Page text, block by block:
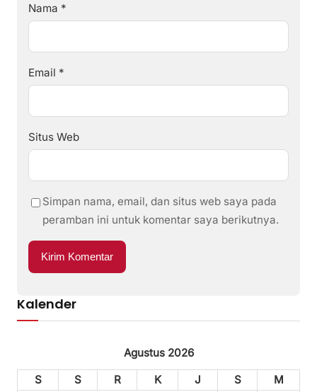
Nama *
Email *
Situs Web
Simpan nama, email, dan situs web saya pada
peramban ini untuk komentar saya berikutnya.
Kalender
Agustus 2026
S
S R K J S
M